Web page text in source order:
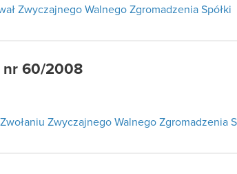
Zwyczajnego Walnego Zgromadzenia Spółki
nr 60/2008
Zwyczajnego Walnego Zgromadzenia